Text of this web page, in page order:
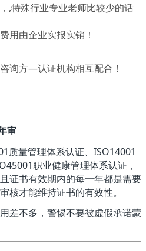
,特殊行业专业老师比较少的话
用由企业实报实销！
询方—认证机构相互配合！
审
质量管理体系认证、ISO14001
职业健康管理体系认证，
证书有效期内的每一年都是需要
核才能维持证书的有效性。
差不多，警惕不要被虚假承诺蒙